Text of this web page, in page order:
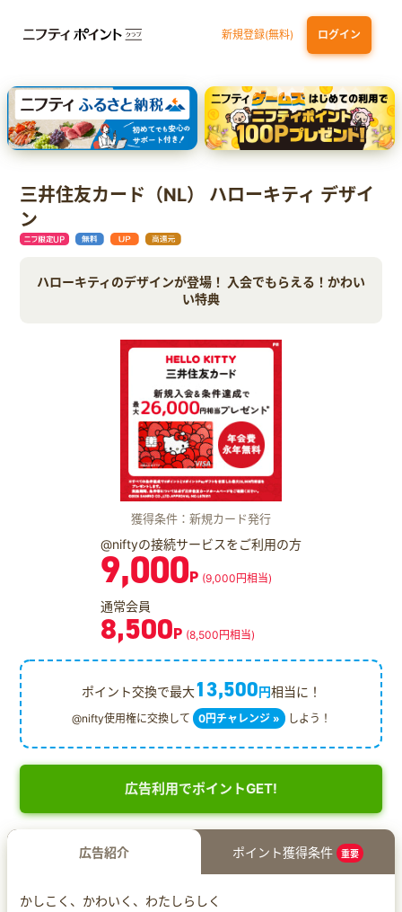
新規登録(無料) ログイン
dカード GOLD 三井住友カード ゴールド（NL）（家族カード発行）
【実質初月無料】DMM | Disney+(ディズニープラス) セットプラン
SBI証券 確定拠出年金（iDeCo）
三井住友カード（NL） ハローキティ デザイ
ン
ハローキティのデザインが登場！ 入会でもらえる！かわい
い特典
獲得条件：新規カード発行
@niftyの接続サービスをご利用の方
9,000P (9,000円相当)
通常会員
8,500P (8,500円相当)
ポイント交換で最大13,500円相当に！
@nifty使用権に交換して 0円チャレンジ » しよう！
広告利用でポイントGET!
広告紹介 ポイント獲得条件 重要
かしこく、かわいく、わたしらしく